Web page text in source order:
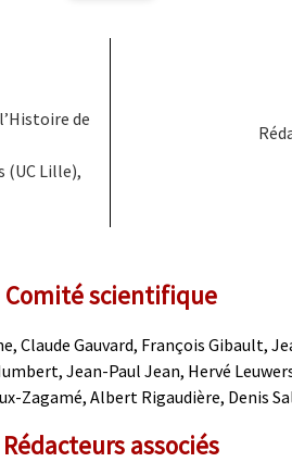
de
(UC Lille),
Comité scientifique
Claude Gauvard, François Gibault,
Jean-Paul Jean, Hervé
Zagamé, Albert Rigaudière, Denis
Rédacteurs associés